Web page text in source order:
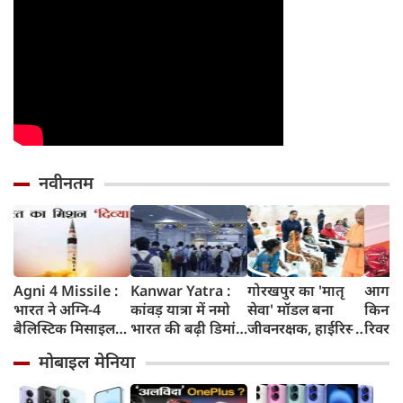
नवीनतम
Agni 4 Missile :
भारत ने अग्नि-4
बैलिस्टिक मिसाइल
किया, 4,000 KM
तक मारक क्षमता
Kanwar Yatra :
कांवड़ यात्रा में नमो
भारत की बढ़ी डिमांड,
कई स्टेशनों पर 50%
तक बढ़ी यात्रियों की
गोरखपुर का 'मातृ
सेवा' मॉडल बना
जीवनरक्षक, हाईरिस्क
इलाज से बची 77
जिंदगियां
आगरा
रिवर
करेगी
मोबाइल मेनिया